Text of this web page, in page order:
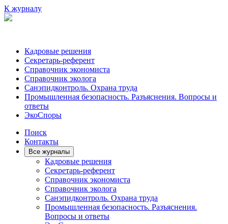
К журналу
Кадровые решения
Секретарь-референт
Справочник экономиста
Справочник эколога
Санэпидконтроль. Охрана труда
Промышленная безопасность. Разъяснения. Вопросы и
ответы
ЭкоСпоры
Поиск
Контакты
Все журналы
Кадровые решения
Секретарь-референт
Справочник экономиста
Справочник эколога
Санэпидконтроль. Охрана труда
Промышленная безопасность. Разъяснения.
Вопросы и ответы